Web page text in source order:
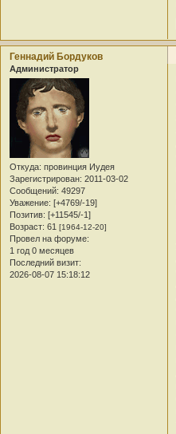
Геннадий Бордуков
Администратор
Откуда: провинция Иудея
Зарегистрирован: 2011-03-02
Сообщений: 49297
Уважение: [+4769/-19]
Позитив: [+11545/-1]
Возраст: 61 [1964-12-20]
Провел на форуме:
1 год 0 месяцев
Последний визит:
2026-08-07 15:18:12